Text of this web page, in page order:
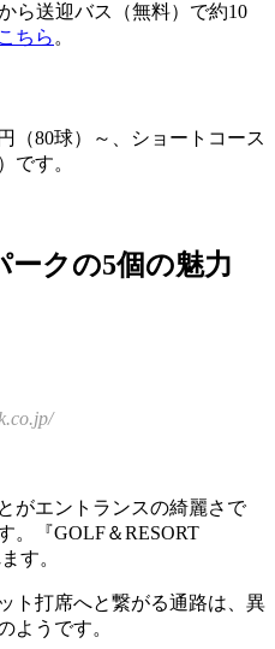
ら送迎バス（無料）で約10
こちら 。
（80球）～、ショートコース
です。
クの5個の魅力
がエントランスの綺麗さで
。『GOLF＆RESORT
す。
ト打席へと繋がる通路は、異
ようです。